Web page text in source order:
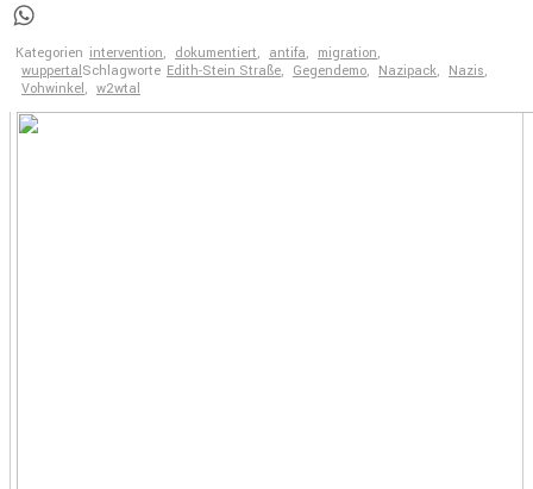
Telegram
WhatsApp
Kategorien intervention, dokumentiert, antifa, migration,
wuppertalSchlagworte Edith-Stein Straße, Gegendemo, Nazipack, Nazis,
Vohwinkel, w2wtal